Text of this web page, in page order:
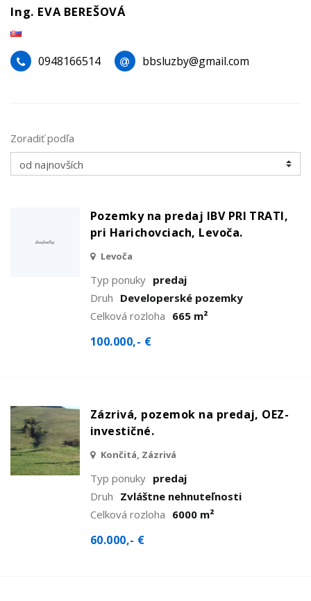
Ing. EVA BEREŠOVÁ
0948166514 bbsluzby@gmail.com
Zoradiť podľa
Pozemky na predaj IBV PRI TRATI,
pri Harichovciach, Levoča.
Levoča
Typ ponuky predaj
Druh Developerské pozemky
Celková rozloha 665 m²
100.000,- €
Zázrivá, pozemok na predaj, OEZ-
investičné.
Končitá, Zázrivá
Typ ponuky predaj
Druh Zvláštne nehnuteľnosti
Celková rozloha 6000 m²
60.000,- €